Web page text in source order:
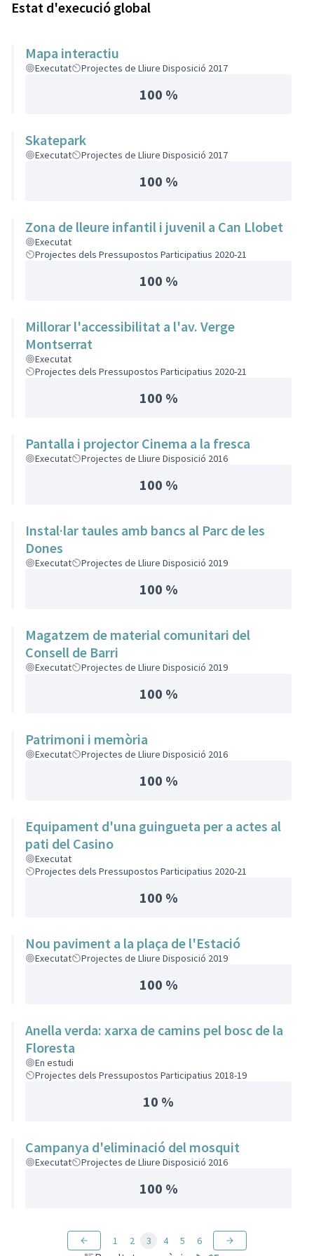
Estat d'execució global
Mapa interactiu
Executat Projectes de Lliure Disposició 2017
100 %
Skatepark
Executat Projectes de Lliure Disposició 2017
100 %
Zona de lleure infantil i juvenil a Can Llobet
Executat
Projectes dels Pressupostos Participatius 2020-21
100 %
Millorar l'accessibilitat a l'av. Verge
Montserrat
Executat
Projectes dels Pressupostos Participatius 2020-21
100 %
Pantalla i projector Cinema a la fresca
Executat Projectes de Lliure Disposició 2016
100 %
Instal·lar taules amb bancs al Parc de les
Dones
Executat Projectes de Lliure Disposició 2019
100 %
Magatzem de material comunitari del
Consell de Barri
Executat Projectes de Lliure Disposició 2019
100 %
Patrimoni i memòria
Executat Projectes de Lliure Disposició 2016
100 %
Equipament d'una guingueta per a actes al
pati del Casino
Executat
Projectes dels Pressupostos Participatius 2020-21
100 %
Nou paviment a la plaça de l'Estació
Executat Projectes de Lliure Disposició 2019
100 %
Anella verda: xarxa de camins pel bosc de la
Floresta
En estudi
Projectes dels Pressupostos Participatius 2018-19
10 %
Campanya d'eliminació del mosquit
Executat Projectes de Lliure Disposició 2016
100 %
1 2 3 4 5 6